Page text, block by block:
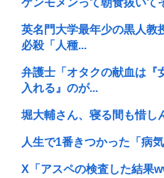
ケンモメンって朝食抜いて
英名門大学最年少の黒人教
必殺「人種...
弁護士「オタクの献血は『
入れる』のが...
堀大輔さん、寝る間も惜し
人生で1番きつかった「病
X「アスペの検査した結果